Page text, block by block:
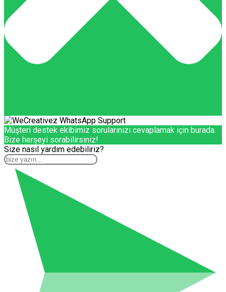
Müşteri destek ekibimiz sorularınızı cevaplamak için burada.
Bize herşeyi sorabilirsiniz!
Size nasıl yardım edebiliriz?